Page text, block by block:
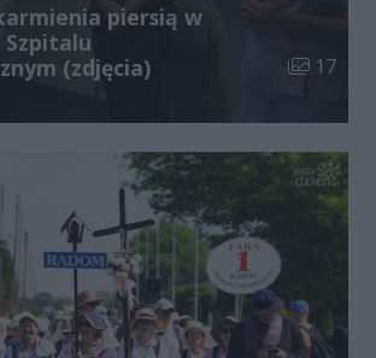
piersią w
Szpitalu
(zdjęcia)
Liczba
17